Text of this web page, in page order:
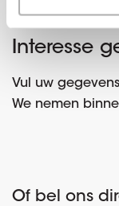
Interesse
Vul uw
We nemen
Of bel ons